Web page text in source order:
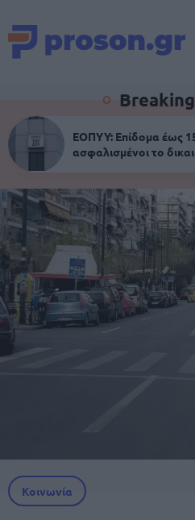
ΕΟΠΥΥ: Επίδομα έως
ασφαλισμένοι το
Κοινωνία